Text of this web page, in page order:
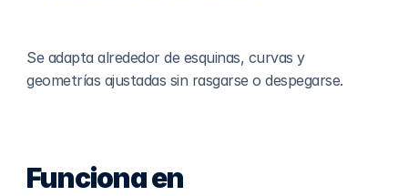
Se adapta alrededor de esquinas, curvas y
geometrías ajustadas sin rasgarse o despegarse.
Funciona en